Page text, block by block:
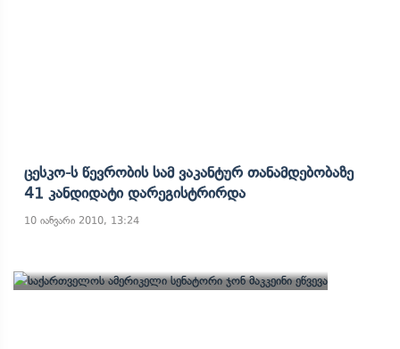
Ცესკო-Ს Წევრობის Სამ Ვაკანტურ Თანამდებობაზე
41 Კანდიდატი Დარეგისტრირდა
10 იანვარი 2010, 13:24